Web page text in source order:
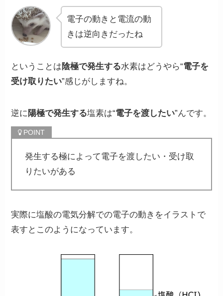
電子の動きと電流の動
きは逆向きだったね
ということは陰極で発生する水素はどうやら“電子を
受け取りたい”感じがしますね。
逆に 陽極で発生する塩素は“電子を渡したい”んです。
発生する極によって電子を渡したい・受け取
りたいがある
実際に塩酸の電気分解での電子の動きをイラストで
表すとこのようになっています。